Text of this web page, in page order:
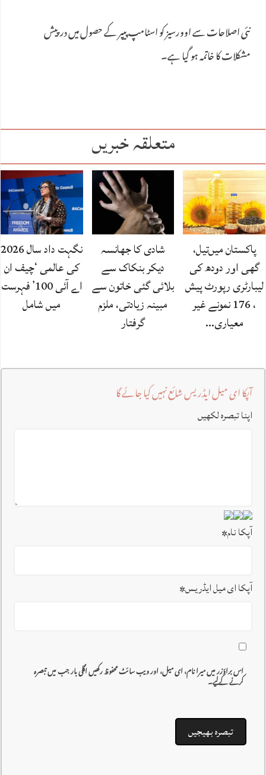
نئی اصلاحات سے اوورسیز کو اسٹامپ پیپر کے حصول میں درپیش
مشکلات کا خاتمہ ہو گیا ہے۔
متعلقہ خبریں
پاکستان میں‌تیل،
گھی اور دودھ کی
لیبارٹری رپورٹ پیش
، 176 نمونے غیر
معیاری…
شادی کا جھانسہ
دیکر بنکاک سے
بلائی گئی خاتون سے
مبینہ زیادتی، ملزم
گرفتار
نگہت داد سال 2026
کی عالمی ‘چیف ان
اے آئی 100’ فہرست
میں شامل
آپکا ای میل ایڈریس شائع نہیں کیا جائے گا
اپنا تبصرہ لکھیں
آپکا نام*
آپکا ای میل ایڈریس*
اس براؤزر میں میرا نام، ای میل، اور ویب سائٹ محفوظ رکھیں اگلی بار جب میں تبصرہ
کرنے کےلیے۔